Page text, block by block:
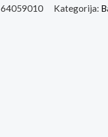
64059010 Kategorija: